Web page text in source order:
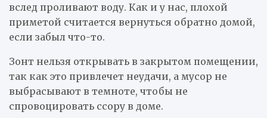
вслед проливают воду. Как и у нас, плохой
приметой считается вернуться обратно домой,
если забыл что-то.
Зонт нельзя открывать в закрытом помещении,
так как это привлечет неудачи, а мусор не
выбрасывают в темноте, чтобы не
спровоцировать ссору в доме.